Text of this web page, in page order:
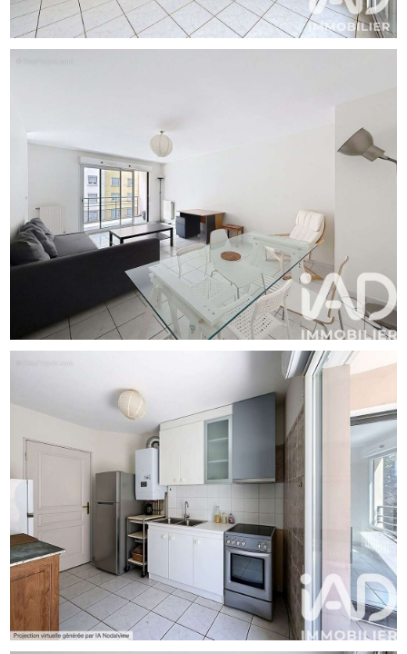
50. Quote part annuelle(moyenne) : 1460 euros.
Honoraires charge vendeur. (gedeon_6727_33298038)